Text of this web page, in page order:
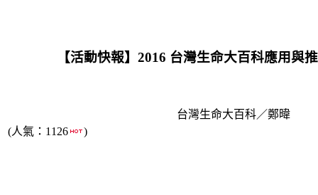
【活動快報】2016 台灣生命大百科應用與
台灣生命大百科／鄭暐
(人氣：1126
)